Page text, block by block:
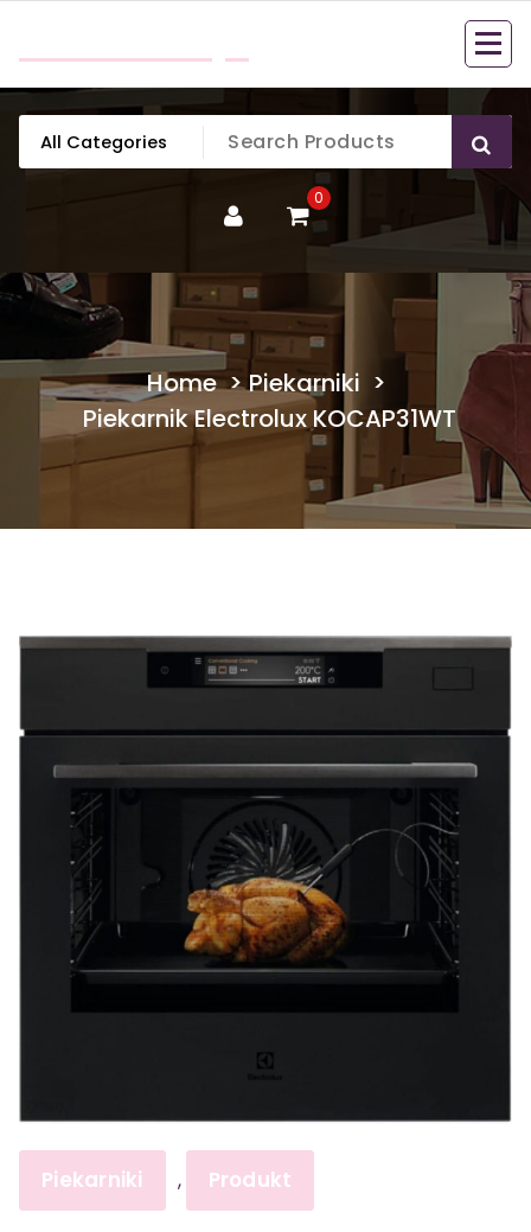
content
0
Home>Piekarniki >
Piekarnik Electrolux KOCAP31WT
Piekarniki , Produkt